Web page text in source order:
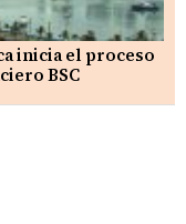
inicia el proceso
BSC